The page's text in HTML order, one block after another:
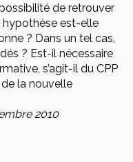
de retrouver
hypothèse est-elle
? Dans un tel cas,
? Est-il nécessaire
s’agit-il du CPP
la nouvelle
2010